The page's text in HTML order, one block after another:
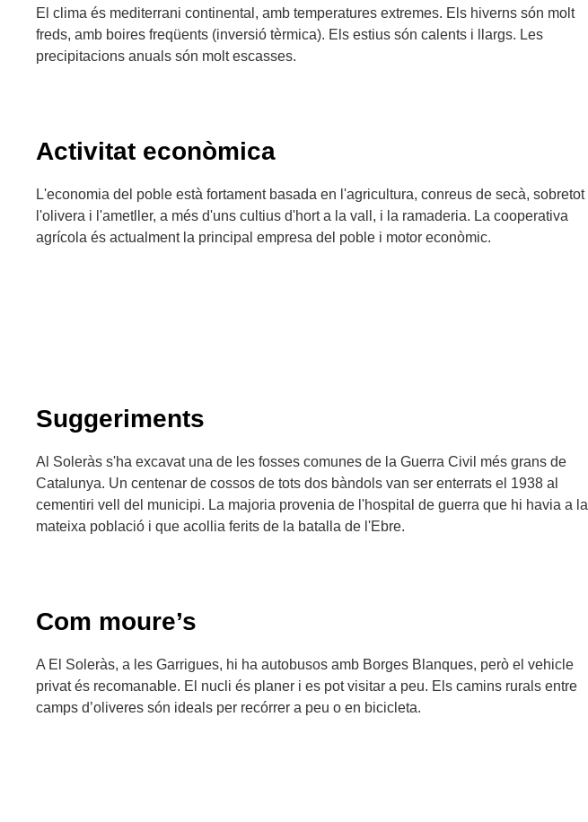
El clima és mediterrani continental, amb temperatures extremes. Els hiverns són molt
freds, amb boires freqüents (inversió tèrmica). Els estius són calents i llargs. Les
precipitacions anuals són molt escasses.
Activitat econòmica
L'economia del poble està fortament basada en l'agricultura, conreus de secà, sobretot
l'olivera i l'ametller, a més d'uns cultius d'hort a la vall, i la ramaderia. La cooperativa
agrícola és actualment la principal empresa del poble i motor econòmic.
Suggeriments
Al Soleràs s'ha excavat una de les fosses comunes de la Guerra Civil més grans de
Catalunya. Un centenar de cossos de tots dos bàndols van ser enterrats el 1938 al
cementiri vell del municipi. La majoria provenia de l'hospital de guerra que hi havia a la
mateixa població i que acollia ferits de la batalla de l'Ebre.
Com moure’s
A El Soleràs, a les Garrigues, hi ha autobusos amb Borges Blanques, però el vehicle
privat és recomanable. El nucli és planer i es pot visitar a peu. Els camins rurals entre
camps d’oliveres són ideals per recórrer a peu o en bicicleta.